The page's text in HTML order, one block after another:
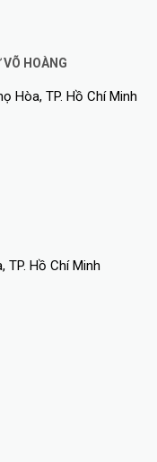
HOÀNG
Hòa, TP. Hồ Chí Minh
TP. Hồ Chí Minh